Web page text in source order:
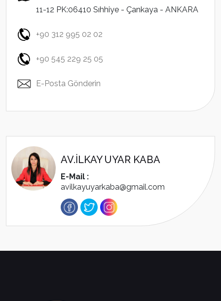
11-12 PK:06410 Sıhhiye - Çankaya - ANKARA
+90 312 995 02 02
+90 545 229 25 05
E-Posta Gönderin
AV.İLKAY UYAR KABA
E-Mail :
avilkayuyarkaba@gmail.com